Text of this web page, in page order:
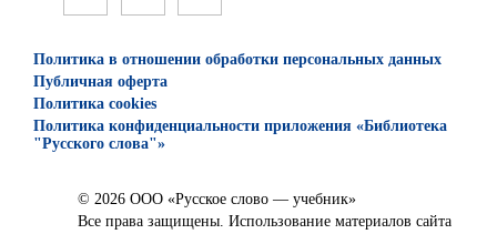
Политика в отношении обработки персональных данных
Публичная оферта
Политика cookies
Политика конфиденциальности приложения «Библиотека
"Русского слова"»
© 2026 ООО «Русское слово — учебник»
Все права защищены. Использование материалов сайта